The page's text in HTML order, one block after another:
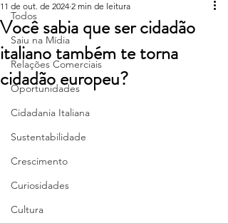
Todos
Saiu na Mídia
Relações Comerciais
Oportunidades
Cidadania Italiana
Sustentabilidade
Crescimento
Curiosidades
Cultura
Você sabia que ser cidadão
italiano também te torna
cidadão europeu?
11 de out. de 2024 2 min de leitura